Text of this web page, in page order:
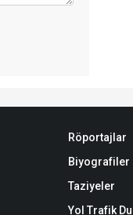
Röportajlar
Biyografiler
Taziyeler
Yol Trafik